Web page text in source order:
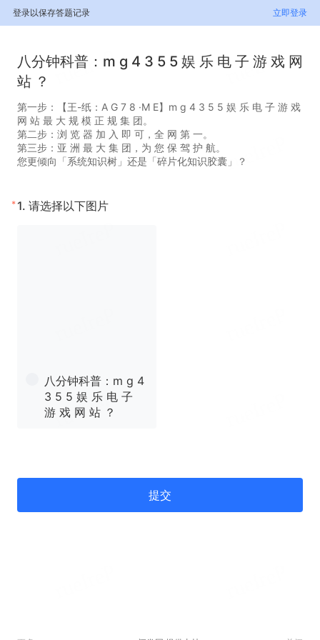
登录以保存答题记录 立即登录
八分钟科普：m g 4 3 5 5 娱 乐 电 子 游 戏 网
站 ？
第一步：【王-纸：A G 7 8 ·M E】m g 4 3 5 5 娱 乐 电 子 游 戏
网 站 最 大 规 模 正 规 集 团。
第二步：浏 览 器 加 入 即 可，全 网 第 一。
第三步：亚 洲 最 大 集 团，为 您 保 驾 护 航。
您更倾向「系统知识树」还是「碎片化知识胶囊」？
* 1. 请选择以下图片
八分钟科普：m g 4
3 5 5 娱 乐 电 子
游 戏 网 站 ？
提交